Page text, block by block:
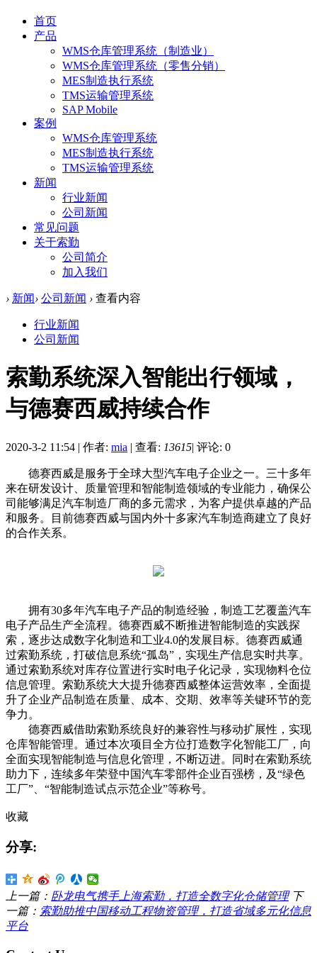
首页
产品
WMS仓库管理系统（制造业）
WMS仓库管理系统（零售分销）
MES制造执行系统
TMS运输管理系统
SAP Mobile
案例
WMS仓库管理系统
MES制造执行系统
TMS运输管理系统
新闻
行业新闻
公司新闻
常见问题
关于索勤
公司简介
加入我们
› 新闻› 公司新闻 › 查看内容
行业新闻
公司新闻
索勤系统深入智能出行领域，
与德赛西威持续合作
2020-3-2 11:54 | 作者: mia | 查看: 13615| 评论: 0
德赛西威是服务于全球大型汽车电子企业之一。三十多年
来在研发设计、质量管理和智能制造领域的专业能力，确保公
司能够满足汽车制造厂商的多元需求，为客户提供卓越的产品
和服务。目前德赛西威与国内外十多家汽车制造商建立了良好
的合作关系。
拥有30多年汽车电子产品的制造经验，制造工艺覆盖汽车
电子产品生产全流程。德赛西威不断推进智能制造的实践探
索，逐步达成数字化制造和工业4.0的发展目标。德赛西威通
过索勤系统，打破信息系统“孤岛”，实现生产信息实时共享。
通过索勤系统对库存位置进行实时电子化记录，实现物料仓位
信息管理。索勤系统大大提升德赛西威整体运营效率，全面提
升了企业产品制造在质量、成本、交期、效率等关键环节的竞
争力。
德赛西威借助索勤系统良好的兼容性与移动扩展性，实现
仓库智能管理。通过本次项目全方位打造数字化智能工厂，向
全面实现智能制造与信息化管理，不断迈进。同时在索勤系统
助力下，连续多年荣登中国汽车零部件企业百强榜，及“绿色
工厂”、“智能制造试点示范企业”等称号。
收藏
分享:
上一篇： 卧龙电气携手上海索勤，打造全数字化仓储管理 下
一篇： 索勤助推中国移动工程物资管理，打造省域多元化信息
平台